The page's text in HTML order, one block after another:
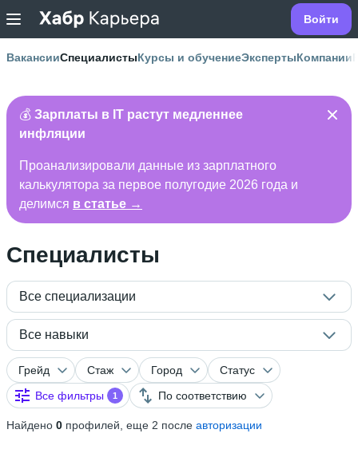
Войти
ВакансииСпециалистыКурсы и обучениеЭкспертыКомпании
💰 Зарплаты в IT растут медленнее
инфляции
Проанализировали данные из зарплатного
калькулятора за первое полугодие 2026 года и
делимся в статье →
Специалисты
Все специализации
Все навыки
Грейд Стаж Город
Статус
Все фильтры
1 По соответствию
Найдено 0 профилей, еще 2 после авторизации